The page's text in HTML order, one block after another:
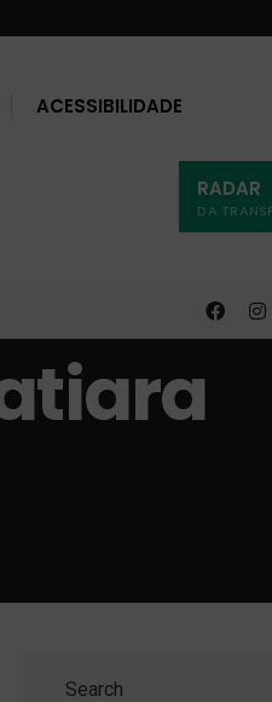
ACESSIBILIDADE
RADAR
DA
Search